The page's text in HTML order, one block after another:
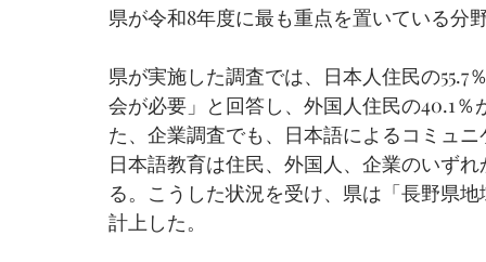
県が令和8年度に最も重点を置いている分
県が実施した調査では、日本人住民の
会が必要」と回答し、外国人住民の40.1
た、企業調査でも、日本語によるコミュ
日本語教育は住民、外国人、企業のいず
る。こうした状況を受け、県は「長野県
計上した。